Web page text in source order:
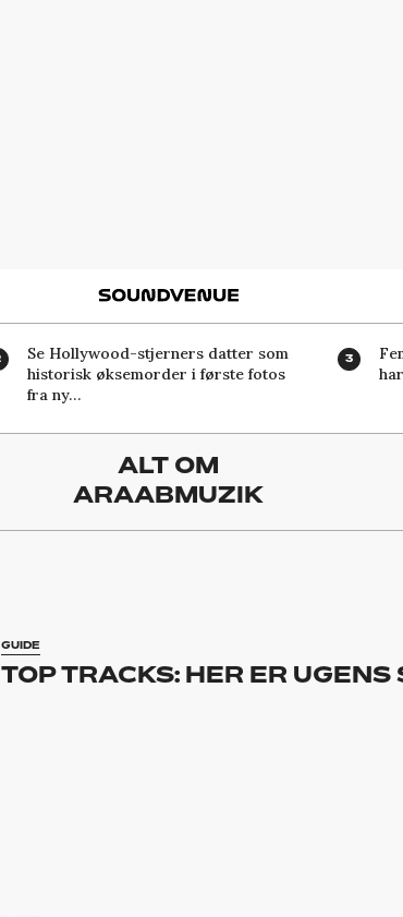
Se Hollywood-stjerners datter som
historisk øksemorder i første fotos
fra ny…
ALT OM
ARAABMUZIK
GUIDE
TOP TRACKS: HER ER